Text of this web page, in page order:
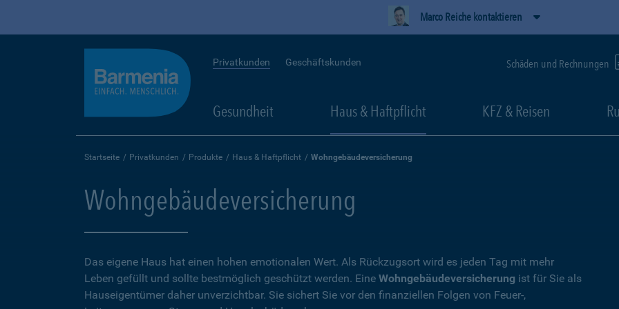
Marco Reiche kontaktieren
Privatkunden Geschäftskunden Schäden und Rechnungen
Gesundheit Haus & Haftpflicht KFZ & Reisen
Startseite Privatkunden Produkte Haus & Haftpflicht Wohngebäudeversicherung
Wohngebäudeversicherung
Das eigene Haus hat einen hohen emotionalen Wert. Als Rückzugsort wird es jeden Tag mit mehr
Leben gefüllt und sollte bestmöglich geschützt werden. Eine Wohngebäudeversicherung ist für Sie als
Hauseigentümer daher unverzichtbar. Sie sichert Sie vor den finanziellen Folgen von Feuer-,